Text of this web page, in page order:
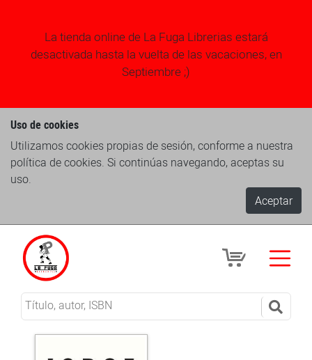
La tienda online de La Fuga Librerias estará
desactivada hasta la vuelta de las vacaciones, en
Septiembre ;)
Uso de cookies
Utilizamos cookies propias de sesión, conforme a nuestra
política de cookies. Si continúas navegando, aceptas su
uso.
Aceptar